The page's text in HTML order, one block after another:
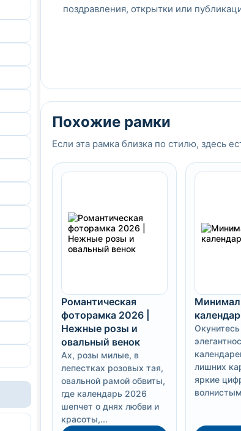
поздравления, открытки или
Похожие рамки
Если эта рамка близка по стилю, здесь
Романтическая
фоторамка 2026 |
Нежные розы и
овальный венок
Ах, розы милые, в
лепестках розовых тая,
овальной рамой обвиты,
где календарь 2026
шепчет о днях любви и
красоты,...
лишних
яркие